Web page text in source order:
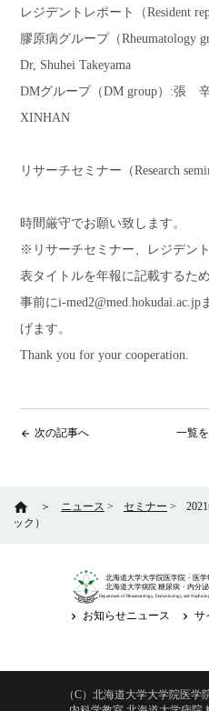
レジデントレポート（Resident
膠原病グループ（
Dr, Shuhei Takeyama
DMグループ（DM group）:張
XINHAN
リサーチセミナー（Research
時間厳守でお願い致します。
※リサーチセミナー、レジデン
表タイトルを年報に記載するため
事前にi-
げます。
Thank you for your cooperation.
arrow_back 次の記事へ 一覧
home ＞ ニュース > セミナー >
ック）
北海道大学大学院医学院・医
北海道大学病院 糖尿病・内分
Department of Rheumatology, Endocrinology and
keyboard_arrow_right お知らせニュース keyboard_arrow_right サ
（C）北海道大学大学院医